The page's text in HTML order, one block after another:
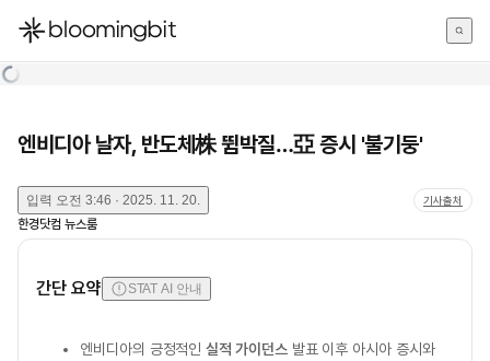
한국어
엔비디아 날자, 반도체株 뜀박질…亞 증시 '불기둥'
입력 오전 3:46 · 2025. 11. 20. 기사출처
한경닷컴 뉴스룸
간단 요약 STAT AI 안내
엔비디아의 긍정적인실적 가이던스발표 이후 아시아 증시와